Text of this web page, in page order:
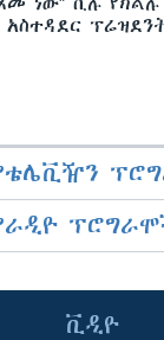
አስተዳደር
ቪዲዮ